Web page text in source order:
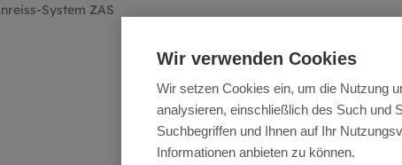
System ZAS
Wir verwenden Cookies
Wir setzen Cookies ein, um die Nutzung
analysieren, einschließlich des Such und
Suchbegriffen und Ihnen auf Ihr
Informationen anbieten zu können.